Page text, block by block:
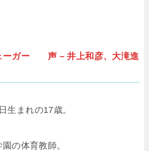
ーガー 声 – 井上和彦、大滝進
生まれの17歳。
の体育教師。